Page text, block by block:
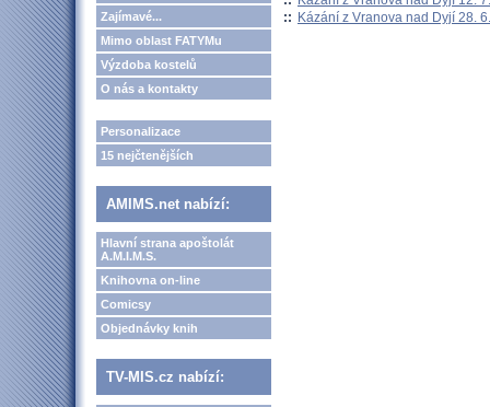
Zajímavé...
Mimo oblast FATYMu
Výzdoba kostelů
O nás a kontakty
Personalizace
15 nejčtenějších
AMIMS.net nabízí:
Hlavní strana apoštolát
A.M.I.M.S.
Knihovna on-line
Comicsy
Objednávky knih
TV-MIS.cz nabízí:
:: Kázání z Vranova nad Dyjí 28.